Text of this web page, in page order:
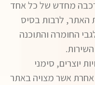
מחדש של כל אחד
האתר, לרבות בסיס
החומרה והתוכנה
יוצרים, סימני
אחרת אשר מצויה באתר